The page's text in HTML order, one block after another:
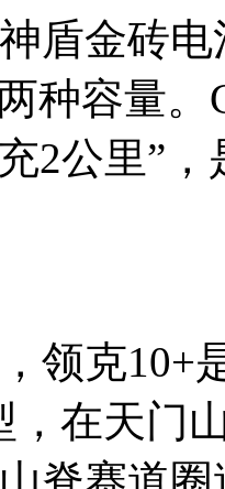
盾金砖
种容量
2公里”
领克10+
，在天门